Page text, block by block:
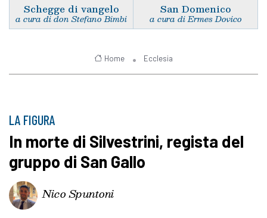
Schegge di vangelo
a cura di don Stefano Bimbi
San Domenico
a cura di Ermes Dovico
Home Ecclesia
LA FIGURA
In morte di Silvestrini, regista del
gruppo di San Gallo
Nico Spuntoni